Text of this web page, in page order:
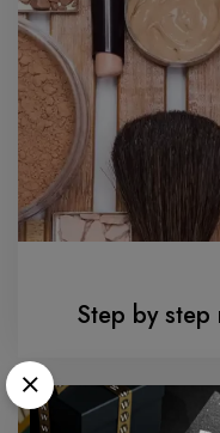
Step by